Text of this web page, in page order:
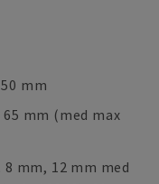
mm
mm (med max
mm, 12 mm med